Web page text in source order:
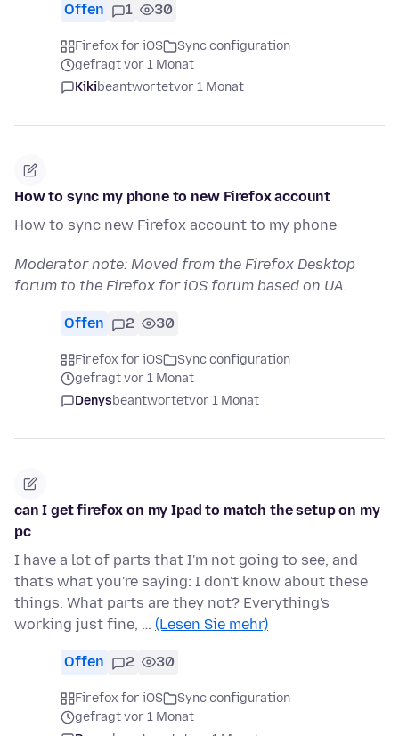
Offen 1 30
Firefox for iOS
Sync configuration
gefragt vor 1 Monat
Kikibeantwortetvor 1 Monat
How to sync my phone to new Firefox account
How to sync new Firefox account to my phone
Moderator note: Moved from the Firefox Desktop
forum to the Firefox for iOS forum based on UA.
Offen 2 30
Firefox for iOS
Sync configuration
gefragt vor 1 Monat
Denysbeantwortetvor 1 Monat
can I get firefox on my Ipad to match the setup on my
pc
I have a lot of parts that I'm not going to see, and
that's what you're saying: I don't know about these
things. What parts are they not? Everything's
working just fine, … (Lesen Sie mehr)
Offen 2 30
Firefox for iOS
Sync configuration
gefragt vor 1 Monat